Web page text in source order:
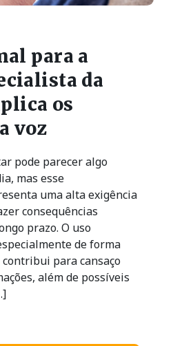
para a
da
os
voz
pode parecer algo
mas esse
uma alta exigência
consequências
prazo. O uso
de forma
para cansaço
além de possíveis